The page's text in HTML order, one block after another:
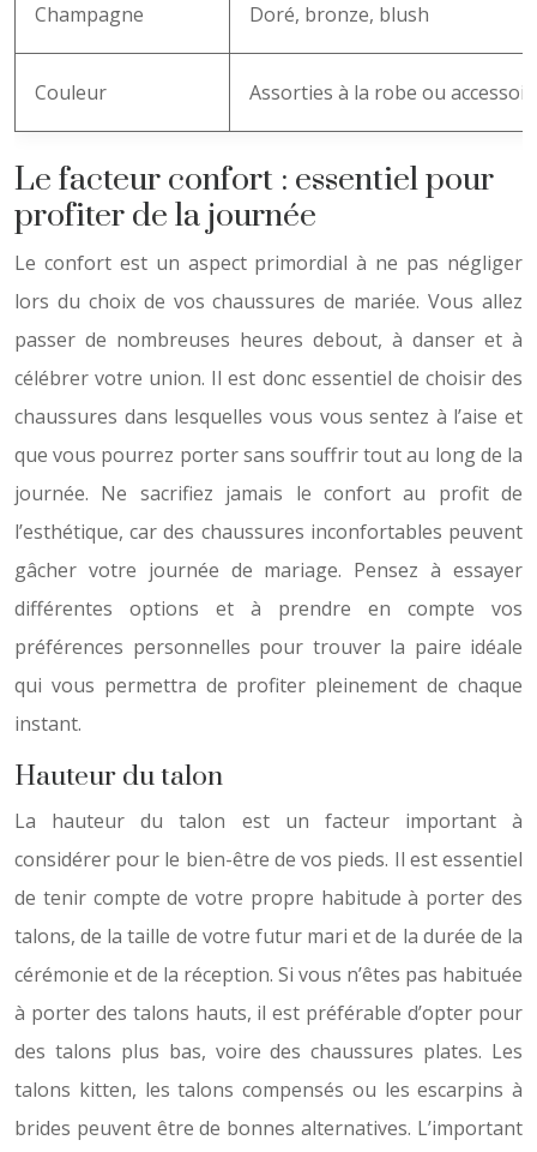
Champagne Doré, bronze, blush
Couleur Assorties à la robe ou
Le facteur confort : essentiel pour
profiter de la journée
Le confort est un aspect primordial à ne pas négliger
lors du choix de vos chaussures de mariée. Vous allez
passer de nombreuses heures debout, à danser et à
célébrer votre union. Il est donc essentiel de choisir des
chaussures dans lesquelles vous vous sentez à l’aise et
que vous pourrez porter sans souffrir tout au long de la
journée. Ne sacrifiez jamais le confort au profit de
l’esthétique, car des chaussures inconfortables peuvent
gâcher votre journée de mariage. Pensez à essayer
différentes options et à prendre en compte vos
préférences personnelles pour trouver la paire idéale
qui vous permettra de profiter pleinement de chaque
instant.
Hauteur du talon
La hauteur du talon est un facteur important à
considérer pour le bien-être de vos pieds. Il est essentiel
de tenir compte de votre propre habitude à porter des
talons, de la taille de votre futur mari et de la durée de la
cérémonie et de la réception. Si vous n’êtes pas habituée
à porter des talons hauts, il est préférable d’opter pour
des talons plus bas, voire des chaussures plates. Les
talons kitten, les talons compensés ou les escarpins à
brides peuvent être de bonnes alternatives. L’important